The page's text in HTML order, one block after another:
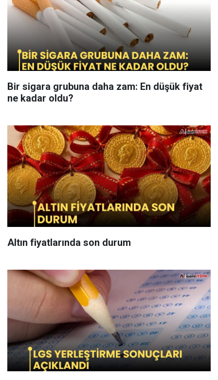
Bir sigara grubuna daha zam: En düşük fiyat
ne kadar oldu?
Altın fiyatlarında son durum